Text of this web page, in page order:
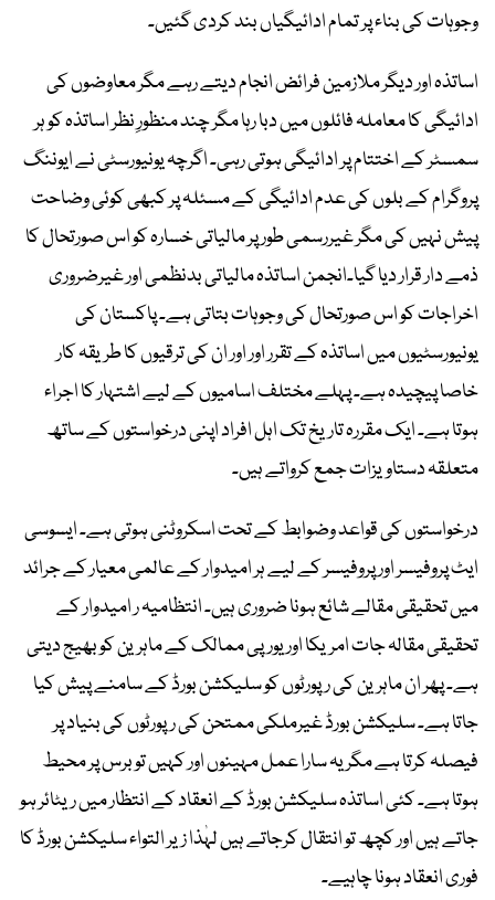
وجوہات کی بناء پر تمام ادائیگیاں بند کردی گئیں۔
اساتذہ اور دیگر ملازمین فرائض انجام دیتے رہے مگر معاوضوں کی
ادائیگی کا معاملہ فائلوں میں دبا رہا مگر چند منظورِ نظر اساتذہ کو ہر
سمسٹر کے اختتام پر ادائیگی ہوتی رہی۔ اگرچہ یونیورسٹی نے ایوننگ
پروگرام کے بلوں کی عدم ادائیگی کے مسئلہ پر کبھی کوئی وضاحت
پیش نہیں کی مگر غیررسمی طور پر مالیاتی خسارہ کو اس صورتحال کا
ذمے دار قرار دیا گیا۔انجمن اساتذہ مالیاتی بدنظمی اور غیرضروری
اخراجات کو اس صورتحال کی وجوہات بتاتی ہے۔ پاکستان کی
یونیورسٹیوں میں اساتذہ کے تقرر اور اور ان کی ترقیوں کا طریقہ کار
خاصا پیچیدہ ہے۔ پہلے مختلف اسامیوں کے لیے اشتہار کا اجراء
ہوتا ہے۔ ایک مقررہ تاریخ تک اہل افراد اپنی درخواستوں کے ساتھ
متعلقہ دستاویزات جمع کرواتے ہیں۔
درخواستوں کی قواعد وضوابط کے تحت اسکروٹنی ہوتی ہے۔ ایسوسی
ایٹ پروفیسر اور پروفیسر کے لیے ہر امیدوار کے عالمی معیار کے جرائد
میں تحقیقی مقالے شائع ہونا ضروری ہیں۔ انتظامیہ ر امیدوار کے
تحقیقی مقالہ جات امریکا اور یورپی ممالک کے ماہرین کو بھیج دیتی
ہے۔ پھر ان ماہرین کی رپورٹوں کو سلیکشن بورڈ کے سامنے پیش کیا
جاتا ہے۔ سلیکشن بورڈ غیرملکی ممتحن کی رپورٹوں کی بنیاد پر
فیصلہ کرتا ہے مگر یہ سارا عمل مہینوں اور کہیں تو برس پر محیط
ہوتا ہے۔ کئی اساتذہ سلیکشن بورڈ کے انعقاد کے انتظار میں ریٹائر ہو
جاتے ہیں اور کچھ تو انتقال کرجاتے ہیں لہٰذا زیر التواء سلیکشن بورڈ کا
فوری انعقاد ہونا چاہیے۔